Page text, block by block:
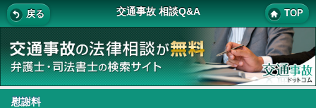
戻る 交通事故 相談Q&A TOP
慰謝料